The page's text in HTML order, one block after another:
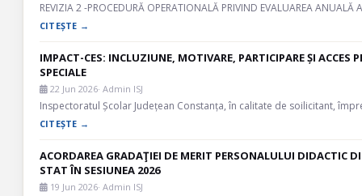
REVIZIA 2 -PROCEDURĂ OPERATIONALĂ PRIVIND EVALUAREA ANUALĂ
CITEȘTE →
IMPACT-CES: INCLUZIUNE, MOTIVARE, PARTICIPARE ȘI ACCES
SPECIALE
22 Jun 2026· Admin ISJ
Inspectoratul Școlar Județean Constanța, în calitate de soilicitant,
CITEȘTE →
ACORDAREA GRADAŢIEI DE MERIT PERSONALULUI DIDACTIC
STAT ÎN SESIUNEA 2026
19 Jun 2026· Admin ISJ